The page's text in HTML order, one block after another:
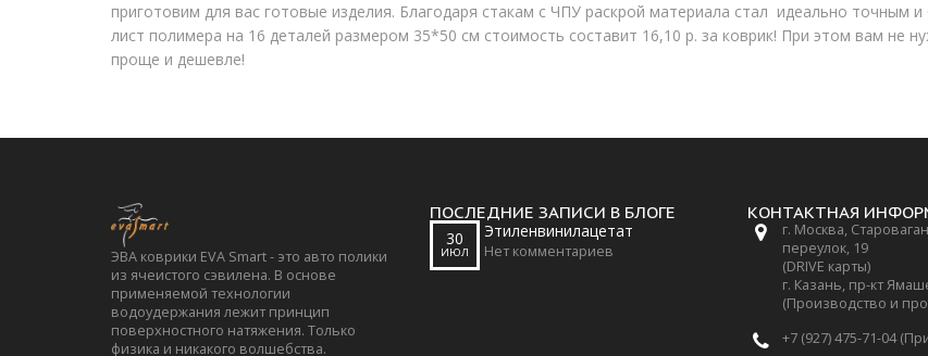
приготовим для вас готовые изделия. Благодаря стакам с ЧПУ раскрой материала стал идеально точным
лист полимера на 16 деталей размером 35*50 см стоимость составит 16,10 р. за коврик! При этом вам не
проще и дешевле!
ЭВА коврики EVA Smart - это авто полики
из ячеистого сэвилена. В основе
применяемой технологии
водоудержания лежит принцип
поверхностного натяжения. Только
физика и никакого волшебства.
ПОСЛЕДНИЕ ЗАПИСИ В БЛОГЕ
30
ИЮЛ
Этиленвинилацетат
Нет комментариев
КОНТАКТНАЯ
г. Москва,
переулок, 19
(DRIVE карты)
г. Казань, пр-кт
(Производство и
+7 (927) 475-71-04